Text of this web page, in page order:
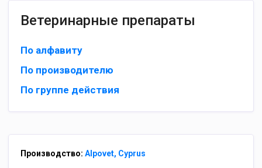
Ветеринарные препараты
По алфавиту
По производителю
По группе действия
Производство: Alpovet, Cyprus